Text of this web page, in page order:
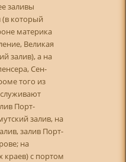
заливы
который
материка
Великая
залив), а на
Сен-
того из
Порт-
залив, на
залив Порт-
на
краев) с портом